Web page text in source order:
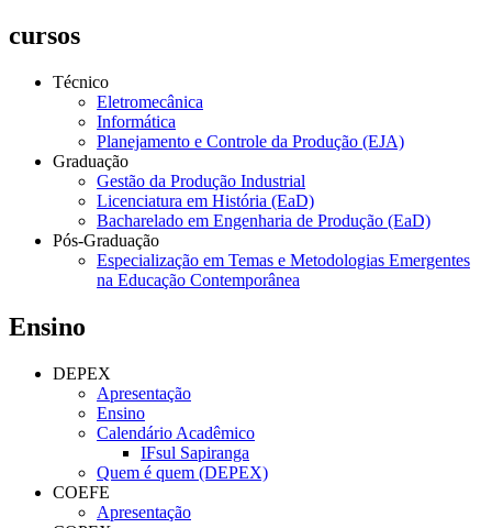
cursos
Técnico
Eletromecânica
Informática
Planejamento e Controle da Produção (EJA)
Graduação
Gestão da Produção Industrial
Licenciatura em História (EaD)
Bacharelado em Engenharia de Produção (EaD)
Pós-Graduação
Especialização em Temas e Metodologias Emergentes
na Educação Contemporânea
Ensino
DEPEX
Apresentação
Ensino
Calendário Acadêmico
IFsul Sapiranga
Quem é quem (DEPEX)
COEFE
Apresentação